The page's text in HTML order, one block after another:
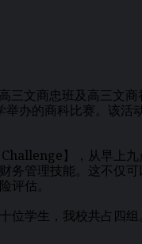
三文商忠班及高三文
办的商科比赛。该活
】，从早上九
务管理技能。这不仅
评估。
位学生，我校共占四